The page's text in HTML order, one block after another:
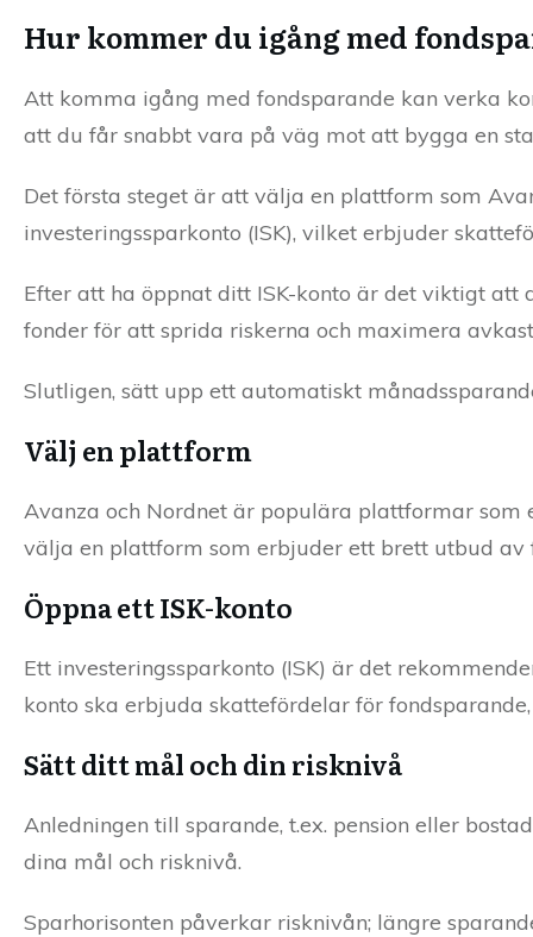
Hur kommer du igång med
Att komma igång med fondsparande kan verka
att du får snabbt vara på väg mot att bygga en
Det första steget är att välja en plattform som
investeringssparkonto (ISK), vilket erbjuder
Efter att ha öppnat ditt ISK-konto är det viktigt
fonder för att sprida riskerna och maximera
Slutligen, sätt upp ett automatiskt
Välj en plattform
Avanza och Nordnet är populära plattformar
välja en plattform som erbjuder ett brett utbud av
Öppna ett ISK-konto
Ett investeringssparkonto (ISK) är det
konto ska erbjuda skattefördelar för
Sätt ditt mål och din risknivå
Anledningen till sparande, t.ex. pension eller
dina mål och risknivå.
Sparhorisonten påverkar risknivån; längre